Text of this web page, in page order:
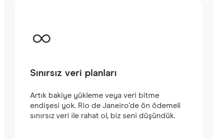
Sınırsız veri planları
Artık bakiye yükleme veya veri bitme
endişesi yok. Rio de Janeiro'de ön ödemeli
sınırsız veri ile rahat ol, biz seni düşündük.